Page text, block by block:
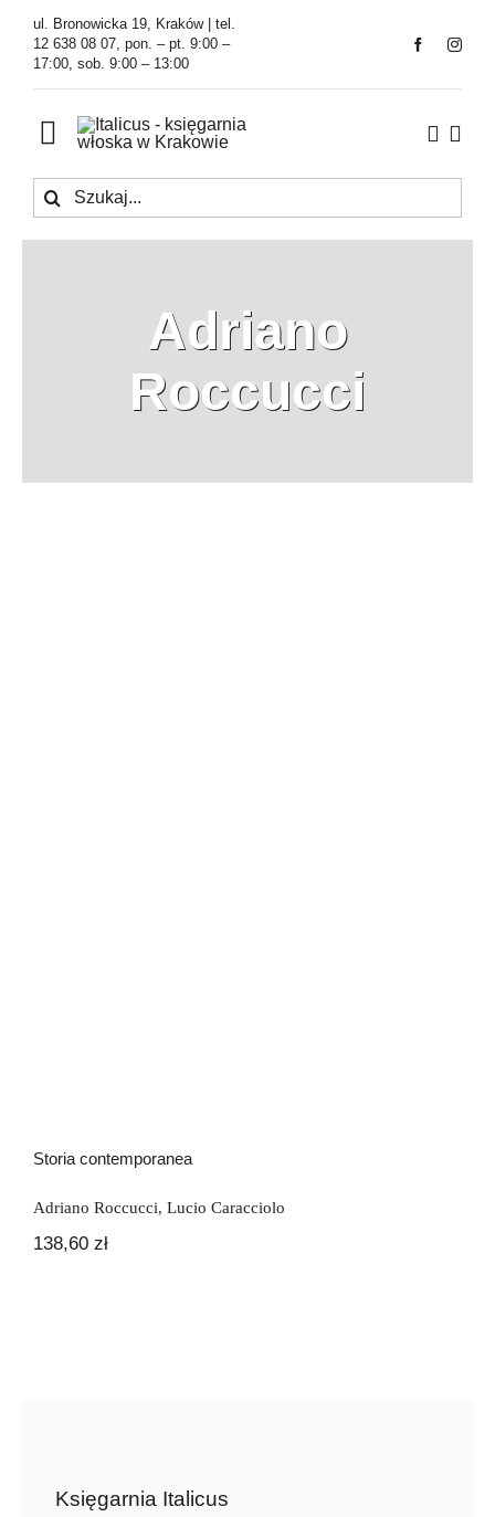
Przejdź
zawartości
ul. Bronowicka 19, Kraków | tel.
12 638 08 07, pon. – pt. 9:00 –
17:00, sob. 9:00 – 13:00
Toggle
Navigation
Księgarnia
Tłumaczenia
Szukaj
Adriano
Roccucci
Storia contemporanea
Adriano Roccucci, Lucio Caracciolo
138,60 zł
Księgarnia Italicus